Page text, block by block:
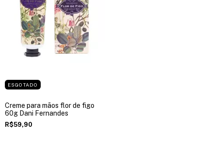
ESGOTADO
Creme para mãos flor de figo
60g Dani Fernandes
R$59,90